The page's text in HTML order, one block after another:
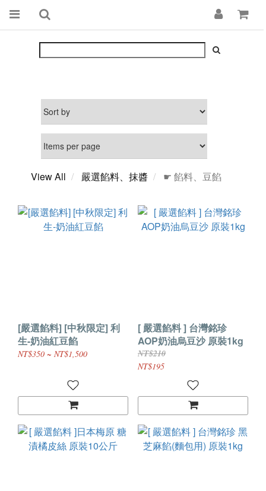
View All 嚴選餡料、抹醬 ☛ 餡料、豆餡
[嚴選餡料] [中秋限定] 利
生-奶油紅豆餡
NT$350 ~ NT$1,500
[ 嚴選餡料 ] 台灣銘珍
AOP奶油烏豆沙 原裝1kg
NT$210
NT$195